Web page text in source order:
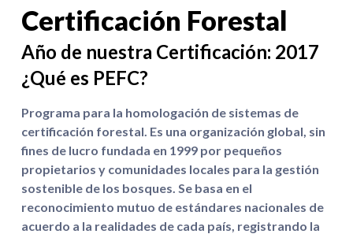
Certificación Forestal
Año de nuestra Certificación: 2017
¿Qué es PEFC?
Programa para la homologación de sistemas de
certificación forestal. Es una organización global, sin
fines de lucro fundada en 1999 por pequeños
propietarios y comunidades locales para la gestión
sostenible de los bosques. Se basa en el
reconocimiento mutuo de estándares nacionales de
acuerdo a la realidades de cada país, registrando la